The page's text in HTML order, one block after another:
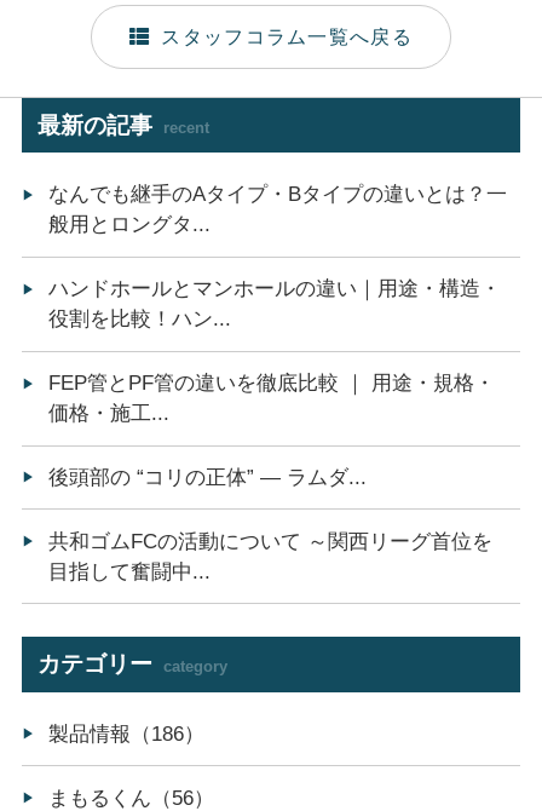
スタッフコラム一覧へ戻る
最新の記事 recent
なんでも継手のAタイプ・Bタイプの違いとは？一
般用とロングタ...
ハンドホールとマンホールの違い｜用途・構造・
役割を比較！ハン...
FEP管とPF管の違いを徹底比較 ｜ 用途・規格・
価格・施工...
後頭部の “コリの正体” ― ラムダ...
共和ゴムFCの活動について ～関西リーグ首位を
目指して奮闘中...
カテゴリー category
製品情報（186）
まもるくん（56）